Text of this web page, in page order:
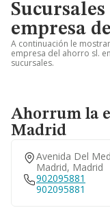
empresa
A continuación le
empresa del ahorro sl.
sucursales.
Ahorrum la
Madrid
Avenida Del
Madrid, Madrid
902095881
902095881